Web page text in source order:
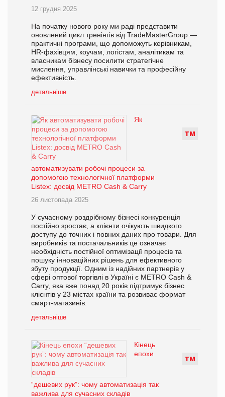
12 грудня 2025
На початку нового року ми раді представити
оновлений цикл тренінгів від TradeMasterGroup —
практичні програми, що допоможуть керівникам,
HR-фахівцям, коучам, логістам, аналітикам та
власникам бізнесу посилити стратегічне
мислення, управлінські навички та професійну
ефективність.
детальніше
ТМ
Як
автоматизувати робочі процеси за
допомогою технологічної платформи
Listex: досвід METRO Cash & Carry
26 листопада 2025
У сучасному роздрібному бізнесі конкуренція
постійно зростає, а клієнти очікують швидкого
доступу до точних і повних даних про товари. Для
виробників та постачальників це означає
необхідність постійної оптимізації процесів та
пошуку інноваційних рішень для ефективного
збуту продукції. Одним із надійних партнерів у
сфері оптової торгівлі в Україні є METRO Cash &
Carry, яка вже понад 20 років підтримує бізнес
клієнтів у 23 містах країни та розвиває формат
смарт-магазинів.
детальніше
ТМ
Кінець
епохи
“дешевих рук”: чому автоматизація так
важлива для сучасних складів